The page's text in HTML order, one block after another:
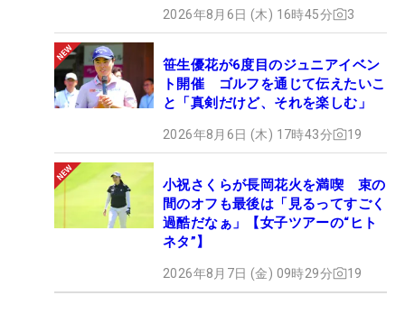
2026年8月6日 (木) 16時45分 3
笹生優花が6度目のジュニアイベン
ト開催 ゴルフを通じて伝えたいこ
と「真剣だけど、それを楽しむ」
2026年8月6日 (木) 17時43分 19
小祝さくらが長岡花火を満喫 束の
間のオフも最後は「見るってすごく
過酷だなぁ」【女子ツアーの“ヒト
ネタ”】
2026年8月7日 (金) 09時29分 19